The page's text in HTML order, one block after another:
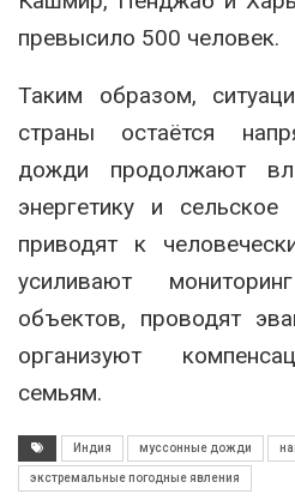
превысило 500 человек.
Таким образом,
страны остаётся
дожди продолжают
энергетику и
приводят к
усиливают
объектов, проводят
организуют
семьям.
Индия муссонные дожди
экстремальные погодные явления